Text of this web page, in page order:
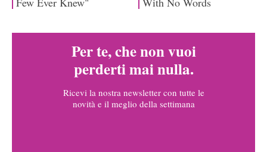
Per te, che non vuoi
perderti mai nulla.
Ricevi la nostra newsletter con tutte le
novità e il meglio della settimana